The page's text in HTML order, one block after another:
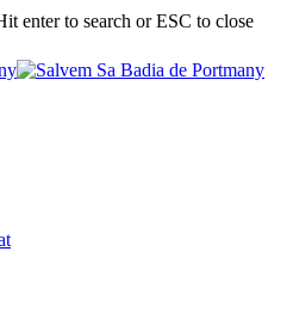
enter to search or ESC to close